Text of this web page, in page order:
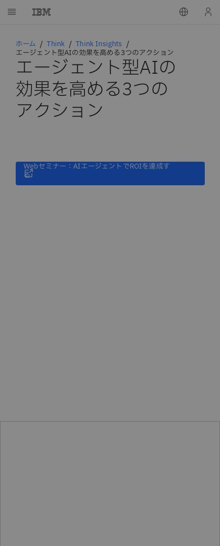
ホーム Think
Think Insights
エージェント型AIの効果を高める3つのアクション
エージェント型AIの
効果を高める3つの
アクション
Webセミナー：AIエージェントでROIを達成す
る